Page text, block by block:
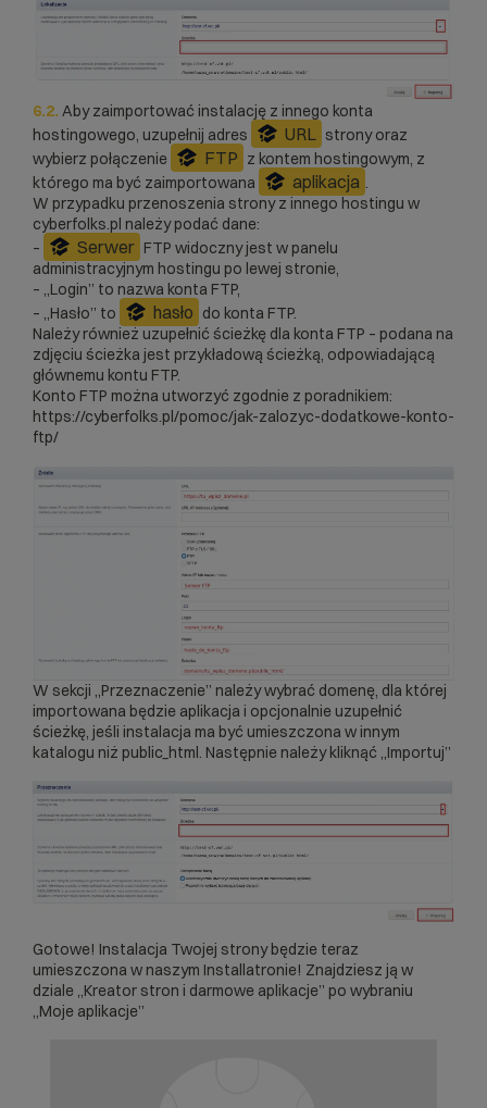
6.2. Aby zaimportować instalację z innego konta
hostingowego, uzupełnij adres
URL strony oraz
wybierz połączenie
FTP z kontem hostingowym, z
którego ma być zaimportowana
aplikacja .
W przypadku przenoszenia strony z innego hostingu w
cyberfolks.pl należy podać dane:
–
Serwer FTP widoczny jest w panelu
administracyjnym hostingu po lewej stronie,
– „Login” to nazwa konta FTP,
– „Hasło” to
hasło do konta FTP.
Należy również uzupełnić ścieżkę dla konta FTP – podana na
zdjęciu ścieżka jest przykładową ścieżką, odpowiadającą
głównemu kontu FTP.
Konto FTP można utworzyć zgodnie z poradnikiem:
https://cyberfolks.pl/pomoc/jak-zalozyc-dodatkowe-konto-
ftp/
W sekcji „Przeznaczenie” należy wybrać domenę, dla której
importowana będzie aplikacja i opcjonalnie uzupełnić
ścieżkę, jeśli instalacja ma być umieszczona w innym
katalogu niż public_html. Następnie należy kliknąć „Importuj”
Gotowe! Instalacja Twojej strony będzie teraz
umieszczona w naszym Installatronie! Znajdziesz ją w
dziale „Kreator stron i darmowe aplikacje” po wybraniu
„Moje aplikacje”